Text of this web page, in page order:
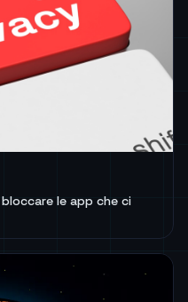
le app che ci